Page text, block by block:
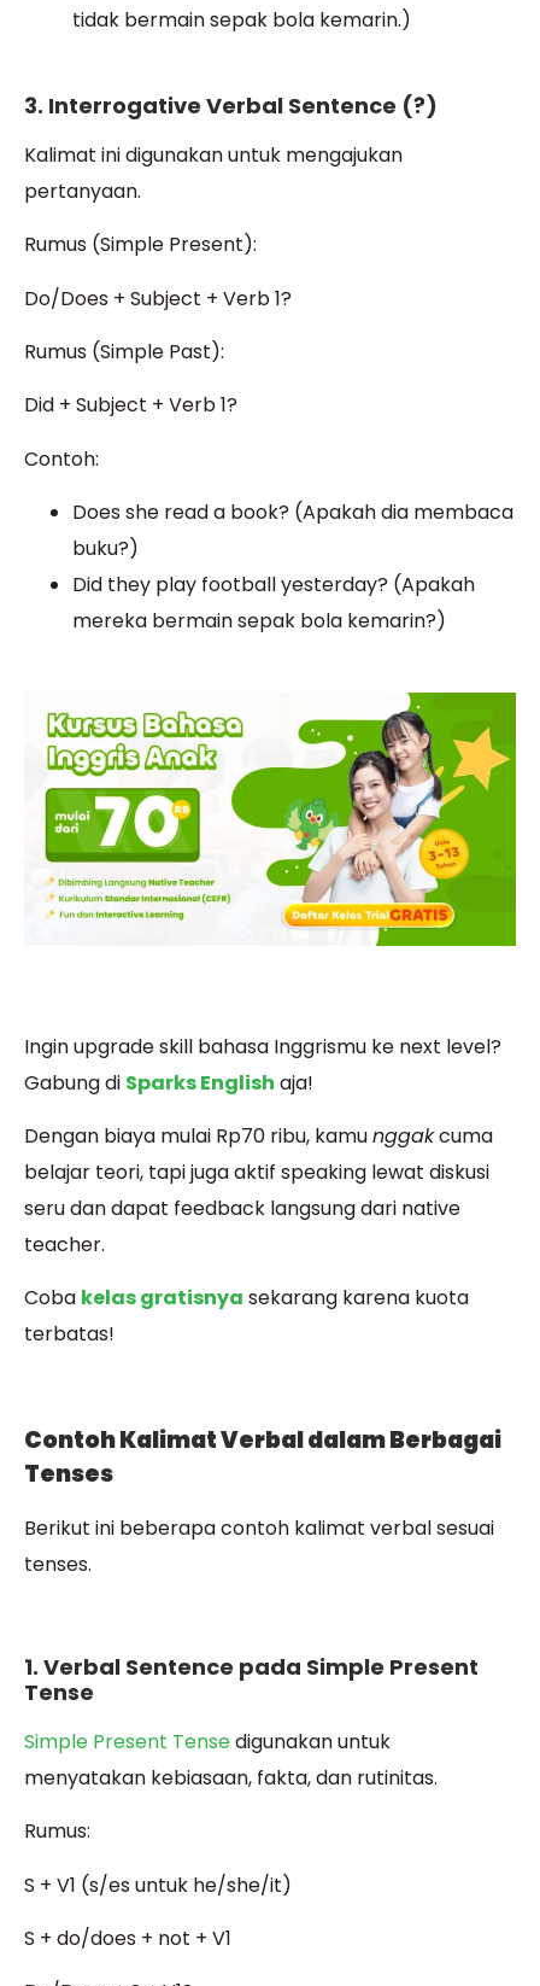
tidak bermain sepak bola kemarin.)
3. Interrogative Verbal Sentence (?)
Kalimat ini digunakan untuk mengajukan
pertanyaan.
Rumus (Simple Present):
Do/Does + Subject + Verb 1?
Rumus (Simple Past):
Did + Subject + Verb 1?
Contoh:
Does she read a book? (Apakah dia membaca
buku?)
Did they play football yesterday? (Apakah
mereka bermain sepak bola kemarin?)
Ingin upgrade skill bahasa Inggrismu ke next level?
Gabung di Sparks English aja!
Dengan biaya mulai Rp70 ribu, kamunggakcuma
belajar teori, tapi juga aktif speaking lewat diskusi
seru dan dapat feedback langsung dari native
teacher.
Coba kelas gratisnya sekarang karena kuota
terbatas!
Contoh Kalimat Verbal dalam Berbagai
Tenses
Berikut ini beberapa contoh kalimat verbal sesuai
tenses.
1. Verbal Sentence pada Simple Present
Tense
Simple Present Tensedigunakan untuk
menyatakan kebiasaan, fakta, dan rutinitas.
Rumus:
S + V1 (s/es untuk he/she/it)
S + do/does + not + V1